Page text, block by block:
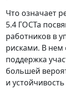
Что означает
5.4 ГОСТа
работников в
рисками. В нем
поддержка
большей
и